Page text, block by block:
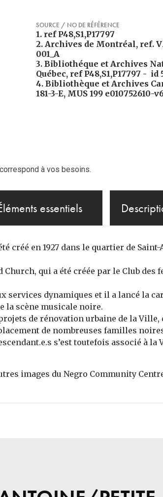
SOURCE / NO DE RÉFÉRENCE
1. ref P48,S1,P17797
2. Archives de Montréal, ref.
001_A
3. Bibliothéque et Archives
Québec, ref P48,S1,P17797 -  id
4. Bibliothèque et Archives
181-3-E, MUS 199 e010752610-
à vos besoins.
essentiels
créé en 1927 dans le quartier de
qui a été créée par le Club des
services dynamiques et il a lancé la
la scène musicale noire.
de rénovation urbaine de la Ville,
de nombreuses familles
s’est toutefois associé à la
images du Negro Community